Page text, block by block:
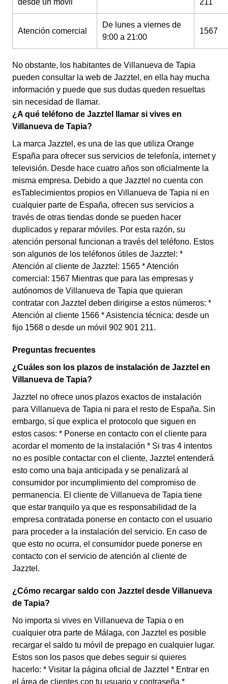
desde un móvil 211
Atención comercial
De lunes a viernes de
9:00 a 21:00
1567
No obstante, los habitantes de Villanueva de Tapia
pueden consultar la web de Jazztel, en ella hay mucha
información y puede que sus dudas queden resueltas
sin necesidad de llamar.
¿A qué teléfono de Jazztel llamar si vives en
Villanueva de Tapia?
La marca Jazztel, es una de las que utiliza Orange
España para ofrecer sus servicios de telefonía, internet y
televisión. Desde hace cuatro años son oficialmente la
misma empresa. Debido a que Jazztel no cuenta con
esTablecimientos propios en Villanueva de Tapia ni en
cualquier parte de España, ofrecen sus servicios a
través de otras tiendas donde se pueden hacer
duplicados y reparar móviles. Por esta razón, su
atención personal funcionan a través del teléfono. Estos
son algunos de los teléfonos útiles de Jazztel: *
Atención al cliente de Jazztel: 1565 * Atención
comercial: 1567 Mientras que para las empresas y
autónomos de Villanueva de Tapia que quieran
contratar con Jazztel deben dirigirse a estos números: *
Atención al cliente 1566 * Asistencia técnica: desde un
fijo 1568 o desde un móvil 902 901 211.
Preguntas frecuentes
¿Cuáles son los plazos de instalación de Jazztel en
Villanueva de Tapia?
Jazztel no ofrece unos plazos exactos de instalación
para Villanueva de Tapia ni para el resto de España. Sin
embargo, sí que explica el protocolo que siguen en
estos casos: * Ponerse en contacto con el cliente para
acordar el momento de la instalación * Si tras 4 intentos
no es posible contactar con el cliente, Jazztel entenderá
esto como una baja anticipada y se penalizará al
consumidor por incumplimiento del compromiso de
permanencia. El cliente de Villanueva de Tapia tiene
que estar tranquilo ya que es responsabilidad de la
empresa contratada ponerse en contacto con el usuario
para proceder a la instalación del servicio. En caso de
que esto no ocurra, el consumidor puede ponerse en
contacto con el servicio de atención al cliente de
Jazztel.
¿Cómo recargar saldo con Jazztel desde Villanueva
de Tapia?
No importa si vives en Villanueva de Tapia o en
cualquier otra parte de Málaga, con Jazztel es posible
recargar el saldo tu móvil de prepago en cualquier lugar.
Estos son los pasos que debes seguir si quieres
hacerlo: * Visitar la página oficial de Jazztel * Entrar en
el área de clientes con tu usuario y contraseña *